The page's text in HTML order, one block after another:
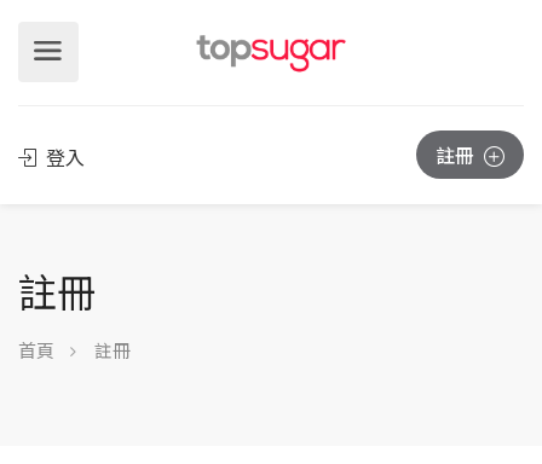
登入 註冊
註冊
首頁 註冊